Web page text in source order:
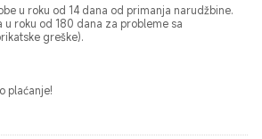
u roku od 14 dana od primanja narudžbine.
u roku od 180 dana za probleme sa
greške).
plaćanje!